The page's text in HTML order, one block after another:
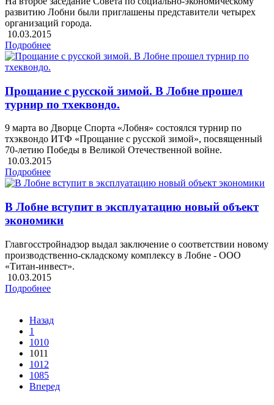
развитию Лобни были приглашены представители четырех
организаций города.
10.03.2015
Подробнее
Прощание с русской зимой. В Лобне прошел
турнир по тхеквондо.
9 марта во Дворце Спорта «Лобня» состоялся турнир по
тхэквондо ИТФ «Прощание с русской зимой», посвященный
70-летию Победы в Великой Отечественной войне.
10.03.2015
Подробнее
В Лобне вступит в эксплуатацию новый объект
экономики
Главгосстройнадзор выдал заключение о соответствии новому
производственно-складскому комплексу в Лобне - ООО
«Титан-инвест».
10.03.2015
Подробнее
Назад
1
1010
1011
1012
1085
Вперед